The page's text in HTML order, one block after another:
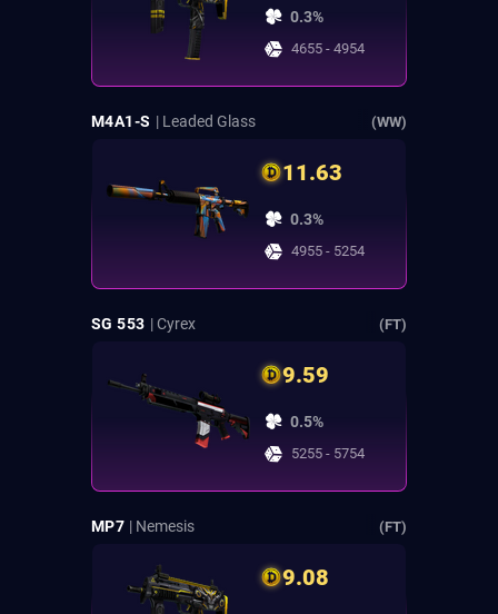
0.3%
4655 - 4954
M4A1-S | Leaded Glass (WW)
11.63
0.3%
4955 - 5254
SG 553 | Cyrex (FT)
9.59
0.5%
5255 - 5754
MP7 | Nemesis (FT)
9.08